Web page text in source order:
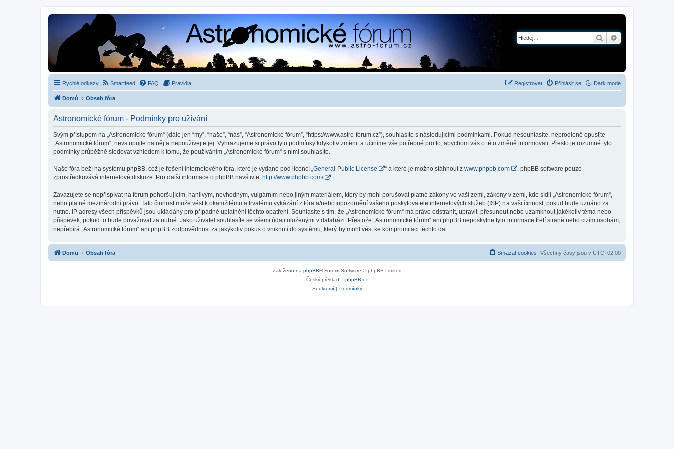
Hledat
Rychlé odkazy Dark mode
Smartfeed FAQ Pravidla Přihlásit se
Registrovat
Domů Obsah fóra
Astronomické fórum - Podmínky pro užívání
Svým přístupem na „Astronomické fórum“ (dále jen “my”, “naše”, “nás”, “Astronomické fórum”, “https://www.astro-forum.cz”), souhlasíte s následujícími podmínkami. Pokud nesouhlasíte, neprodleně opusťte
„Astronomické fórum“, nevstupujte na něj a nepoužívejte jej. Vyhrazujeme si právo tyto podmínky kdykoliv změnit a učiníme vše potřebné pro to, abychom vás o této změně informovali. Přesto je rozumné tyto
podmínky průběžně sledovat vzhledem k tomu, že používáním „Astronomické fórum“ s nimi souhlasíte.
Naše fóra beží na systému phpBB, což je řešení internetového fóra, které je vydané pod licencí „General Public License “ a které je možno stáhnout z www.phpbb.com
. phpBB software pouze
zprostředkovává internetové diskuze. Pro další informace o phpBB navštivte: http://www.phpbb.com/ .
Zavazujete se nepřispívat na fórum pohoršujícím, hanlivým, nevhodným, vulgárním nebo jiným materiálem, který by mohl porušovat platné zákony ve vaší zemi, zákony v zemi, kde sídlí „Astronomické fórum“,
nebo platné mezinárodní právo. Tato činnost může vést k okamžitému a trvalému vykázání z fóra a/nebo upozornění vašeho poskytovatele internetových služeb (ISP) na vaši činnost, pokud bude uznáno za
nutné. IP adresy všech příspěvků jsou ukládány pro případné uplatnění těchto opatření. Souhlasíte s tím, že „Astronomické fórum“ má právo odstranit, upravit, přesunout nebo uzamknout jakékoliv téma nebo
příspěvek, pokud to bude považovat za nutné. Jako uživatel souhlasíte se všemi údaji uloženými v databázi. Přestože „Astronomické fórum“ ani phpBB neposkytne tyto informace třetí straně nebo cizím osobám,
nepřebírá „Astronomické fórum“ ani phpBB zodpovědnost za jakýkoliv pokus o vniknutí do systému, který by mohl vést ke kompromitaci těchto dat.
Domů Obsah fóra Všechny časy jsou v UTC+02:00
Smazat cookies
Založeno na phpBB® Forum Software © phpBB Limited
Český překlad – phpBB.cz
Soukromí| Podmínky